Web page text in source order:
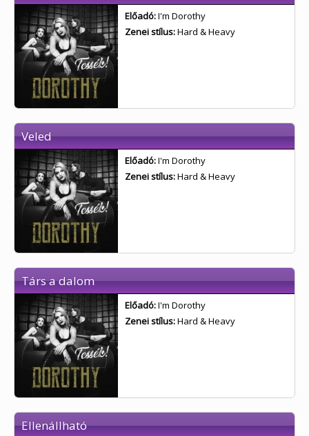
Előadó:I'm Dorothy
Zenei stílus:Hard & Heavy
Veled
Előadó:I'm Dorothy
Zenei stílus:Hard & Heavy
Társ a dalom
Előadó:I'm Dorothy
Zenei stílus:Hard & Heavy
Ellenállható